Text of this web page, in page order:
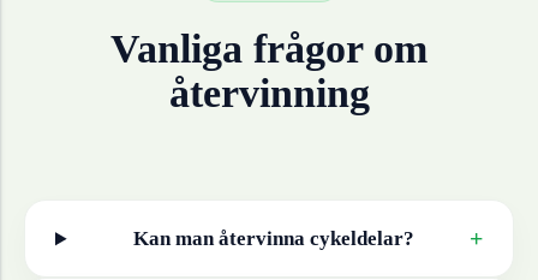
Vanliga frågor om
återvinning
Kan man återvinna cykeldelar? +